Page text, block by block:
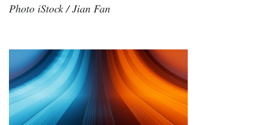
Photo iStock / Jian Fan